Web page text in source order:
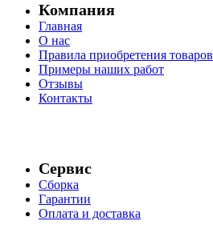
Компания
Главная
О нас
Правила приобретения товаров
Примеры наших работ
Отзывы
Контакты
Сервис
Сборка
Гарантии
Оплата и доставка